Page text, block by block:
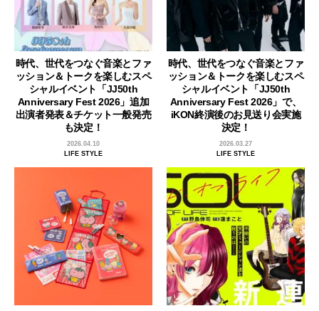
時代、世代をつなぐ音楽とファ
ッション＆トークを楽しむスペ
シャルイベント「JJ50th
Anniversary Fest 2026」追加
出演者発表＆チケット一般発売
も決定！
2026.04.10
LIFE STYLE
時代、世代をつなぐ音楽とファ
ッション＆トークを楽しむスペ
シャルイベント「JJ50th
Anniversary Fest 2026」で、
iKON終演後のお見送り会実施
決定！
2026.03.27
LIFE STYLE